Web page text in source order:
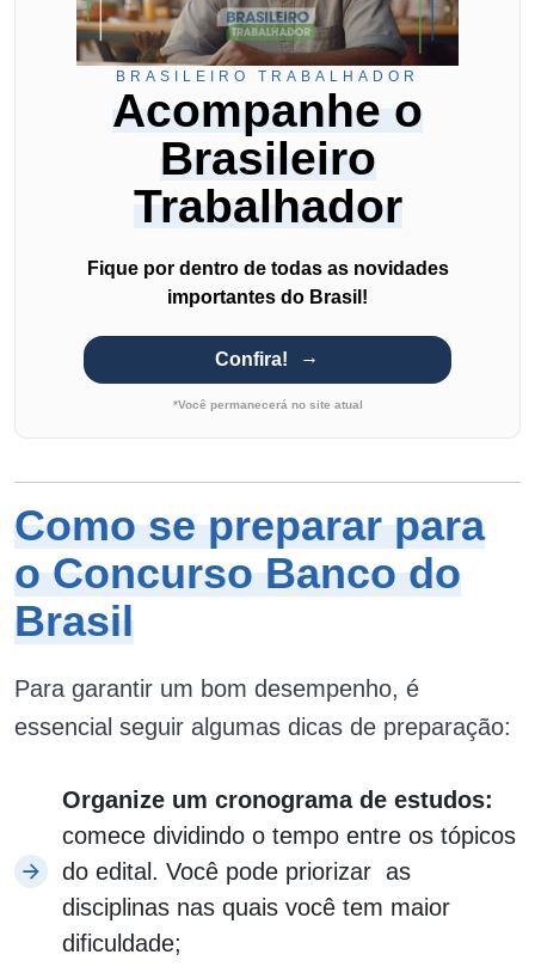
BRASILEIRO TRABALHADOR
Acompanhe o
Brasileiro
Trabalhador
Fique por dentro de todas as novidades
importantes do Brasil!
Confira!
*Você permanecerá no site atual
Como se preparar para
o Concurso Banco do
Brasil
Para garantir um bom desempenho, é
essencial seguir algumas dicas de preparação:
Organize um cronograma de estudos:
comece dividindo o tempo entre os tópicos
do edital. Você pode priorizar as
disciplinas nas quais você tem maior
dificuldade;